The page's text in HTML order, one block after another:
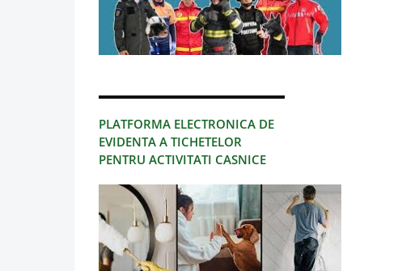
PLATFORMA ELECTRONICA DE
EVIDENTA A TICHETELOR
PENTRU ACTIVITATI CASNICE